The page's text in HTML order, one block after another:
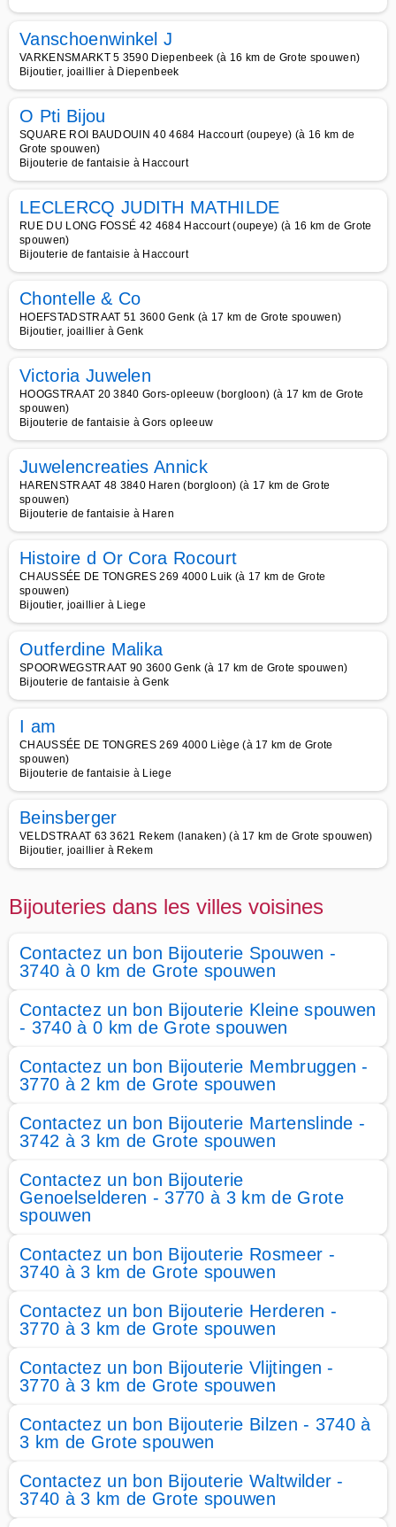
Vanschoenwinkel J
VARKENSMARKT 5 3590 Diepenbeek (à 16 km de Grote spouwen)
Bijoutier, joaillier à Diepenbeek
O Pti Bijou
SQUARE ROI BAUDOUIN 40 4684 Haccourt (oupeye) (à 16 km de
Grote spouwen)
Bijouterie de fantaisie à Haccourt
LECLERCQ JUDITH MATHILDE
RUE DU LONG FOSSÉ 42 4684 Haccourt (oupeye) (à 16 km de Grote
spouwen)
Bijouterie de fantaisie à Haccourt
Chontelle & Co
HOEFSTADSTRAAT 51 3600 Genk (à 17 km de Grote spouwen)
Bijoutier, joaillier à Genk
Victoria Juwelen
HOOGSTRAAT 20 3840 Gors-opleeuw (borgloon) (à 17 km de Grote
spouwen)
Bijouterie de fantaisie à Gors opleeuw
Juwelencreaties Annick
HARENSTRAAT 48 3840 Haren (borgloon) (à 17 km de Grote
spouwen)
Bijouterie de fantaisie à Haren
Histoire d Or Cora Rocourt
CHAUSSÉE DE TONGRES 269 4000 Luik (à 17 km de Grote
spouwen)
Bijoutier, joaillier à Liege
Outferdine Malika
SPOORWEGSTRAAT 90 3600 Genk (à 17 km de Grote spouwen)
Bijouterie de fantaisie à Genk
I am
CHAUSSÉE DE TONGRES 269 4000 Liège (à 17 km de Grote
spouwen)
Bijouterie de fantaisie à Liege
Beinsberger
VELDSTRAAT 63 3621 Rekem (lanaken) (à 17 km de Grote spouwen)
Bijoutier, joaillier à Rekem
Bijouteries dans les villes voisines
Contactez un bon Bijouterie Spouwen -
3740 à 0 km de Grote spouwen
Contactez un bon Bijouterie Kleine spouwen
- 3740 à 0 km de Grote spouwen
Contactez un bon Bijouterie Membruggen -
3770 à 2 km de Grote spouwen
Contactez un bon Bijouterie Martenslinde -
3742 à 3 km de Grote spouwen
Contactez un bon Bijouterie
Genoelselderen - 3770 à 3 km de Grote
spouwen
Contactez un bon Bijouterie Rosmeer -
3740 à 3 km de Grote spouwen
Contactez un bon Bijouterie Herderen -
3770 à 3 km de Grote spouwen
Contactez un bon Bijouterie Vlijtingen -
3770 à 3 km de Grote spouwen
Contactez un bon Bijouterie Bilzen - 3740 à
3 km de Grote spouwen
Contactez un bon Bijouterie Waltwilder -
3740 à 3 km de Grote spouwen